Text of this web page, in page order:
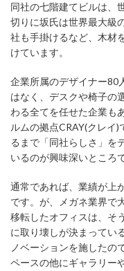
同社の七階建てビルは、
切りに坂氏は世界最大級
社も手掛けるなど、木材
けています。
企業所属のデザイナー80
はなく、デスクや椅子の
わる全てを任せた企業も
ルムの拠点CRAY(クレイ
るまで「同社らしさ」を
いるのが興味深いところで
通常であれば、業績が上
です。が、メガネ業界で
移転したオフィスは、そ
に取り壊しが決まってい
ノベーションを施したの
ペースの他にギャラリー